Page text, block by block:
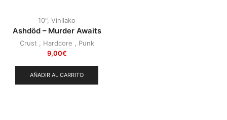
10", Vinilako
Ashdöd – Murder Awaits
Crust , Hardcore , Punk
9,00€
AÑADIR AL CARRITO